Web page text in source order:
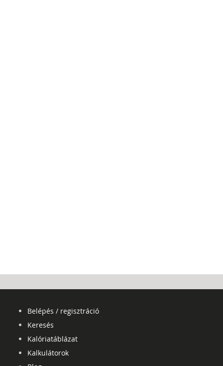
Belépés / regisztráció
Keresés
Kalóriatáblázat
Kalkulátorok